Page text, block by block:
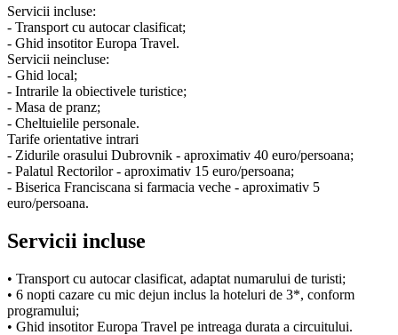
Servicii incluse:
- Transport cu autocar clasificat;
- Ghid insotitor Europa Travel.
Servicii neincluse:
- Ghid local;
- Intrarile la obiectivele turistice;
- Masa de pranz;
- Cheltuielile personale.
Tarife orientative intrari
- Zidurile orasului Dubrovnik - aproximativ 40 euro/persoana;
- Palatul Rectorilor - aproximativ 15 euro/persoana;
- Biserica Franciscana si farmacia veche - aproximativ 5
euro/persoana.
Servicii incluse
• Transport cu autocar clasificat, adaptat numarului de turisti;
• 6 nopti cazare cu mic dejun inclus la hoteluri de 3*, conform
programului;
• Ghid insotitor Europa Travel pe intreaga durata a circuitului.